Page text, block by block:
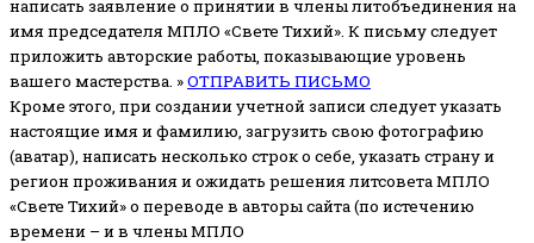
написать заявление о принятии в члены литобъединения на
имя председателя МПЛО «Свете Тихий». К письму следует
приложить авторские работы, показывающие уровень
вашего мастерства. »ОТПРАВИТЬ ПИСЬМО
Кроме этого, при создании учетной записи следует указать
настоящие имя и фамилию, загрузить свою фотографию
(аватар), написать несколько строк о себе, указать страну и
регион проживания и ожидать решения литсовета МПЛО
«Свете Тихий» о переводе в авторы сайта (по истечению
времени – и в члены МПЛО